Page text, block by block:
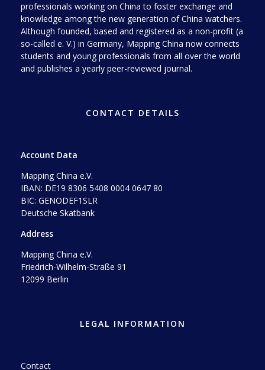
professionals working on China to foster exchange and
knowledge among the new generation of China watchers.
Although founded, based and registered as a non-profit (a
so-called e. V.) in Germany, Mapping China now connects
students and young professionals from all over the world
and publishes a yearly peer-reviewed journal.
CONTACT DETAILS
Account Data
Mapping China e.V.
IBAN: DE19 8306 5408 0004 0647 80
BIC: GENODEF1SLR
Deutsche Skatbank
Address
Mapping China e.V.
Friedrich-Wilhelm-Straße 91
12099 Berlin
LEGAL INFORMATION
Contact